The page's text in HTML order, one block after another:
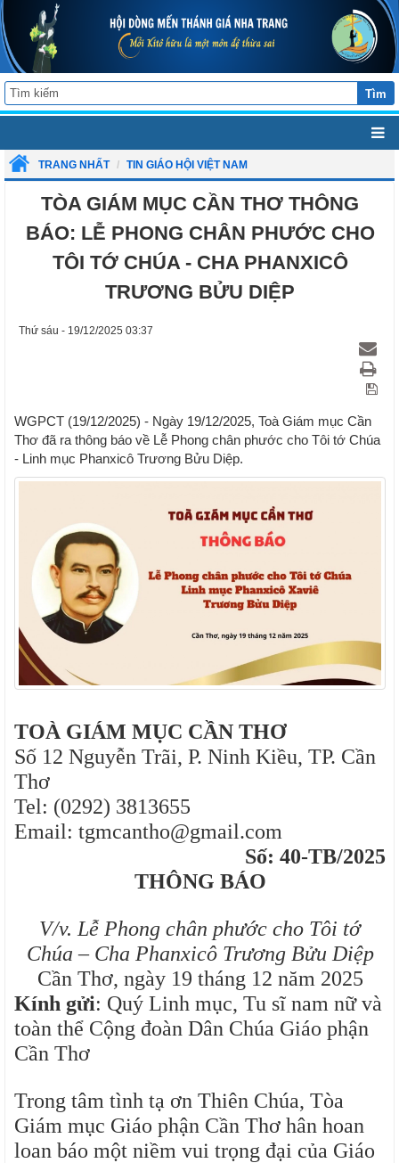
Tìm
TRANG NHẤT TIN GIÁO HỘI VIỆT NAM
TÒA GIÁM MỤC CẦN THƠ THÔNG
BÁO: LỄ PHONG CHÂN PHƯỚC CHO
TÔI TỚ CHÚA - CHA PHANXICÔ
TRƯƠNG BỬU DIỆP
Thứ sáu - 19/12/2025 03:37
WGPCT (19/12/2025) - Ngày 19/12/2025, Toà Giám mục Cần
Thơ đã ra thông báo về Lễ Phong chân phước cho Tôi tớ Chúa
- Linh mục Phanxicô Trương Bửu Diệp.
TOÀ GIÁM MỤC CẦN THƠ
Số 12 Nguyễn Trãi, P. Ninh Kiều, TP. Cần
Thơ
Tel: (0292) 3813655
Email: tgmcantho@gmail.com
Số: 40-TB/2025
THÔNG BÁO
V/v. Lễ Phong chân phước cho Tôi tớ
Chúa – Cha Phanxicô Trương Bửu Diệp
Cần Thơ, ngày 19 tháng 12 năm 2025
Kính gửi: Quý Linh mục, Tu sĩ nam nữ và
toàn thể Cộng đoàn Dân Chúa Giáo phận
Cần Thơ
Trong tâm tình tạ ơn Thiên Chúa, Tòa
Giám mục Giáo phận Cần Thơ hân hoan
loan báo một niềm vui trọng đại của Giáo